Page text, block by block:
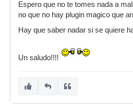
Espero que no te tomes nada a
no que no hay plugin magico que
Hay que saber nadar si se quiere
Un saludo!!!!